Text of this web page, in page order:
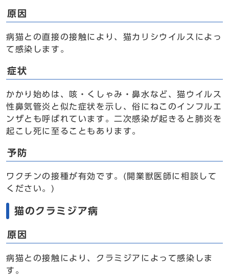
原因
病猫との直接の接触により、猫カリシウイルスによっ
て感染します。
症状
かかり始めは、咳・くしゃみ・鼻水など、猫ウイルス
性鼻気管炎と似た症状を示し、俗にねこのインフルエ
ンザとも呼ばれています。二次感染が起きると肺炎を
起こし死に至ることもあります。
予防
ワクチンの接種が有効です。(開業獣医師に相談して
ください。)
猫のクラミジア病
原因
病猫との接触により、クラミジアによって感染しま
す。